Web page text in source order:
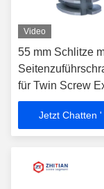
Video
55 mm Schlitze
für Twin Screw
Jetzt Chatten '